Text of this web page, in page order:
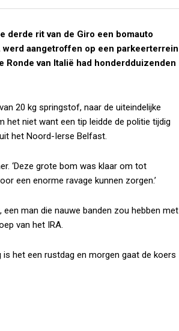
derde rit van de Giro een bomauto
aangetroffen op een parkeerterrein
Ronde van Italië had honderdduizenden
20 kg springstof, naar de uiteindelijke
het niet want een tip leidde de politie tijdig
het Noord-Ierse Belfast.
‘Deze grote bom was klaar om tot
een enorme ravage kunnen zorgen.’
man die nauwe banden zou hebben met
van het IRA.
het een rustdag en morgen gaat de koers